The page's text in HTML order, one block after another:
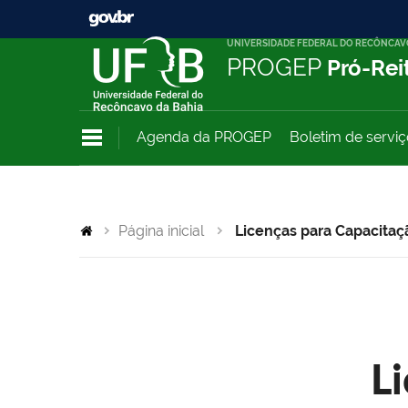
UNIVERSIDADE FEDERAL DO
PROGEP Pró-
Agenda da PROGEP Boletim de
Página inicial Licenças para